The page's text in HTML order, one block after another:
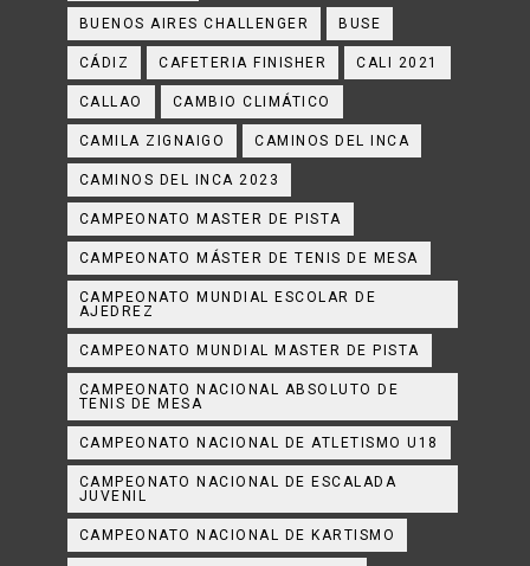
BUENOS AIRES CHALLENGER BUSE
CÁDIZ CAFETERIA FINISHER CALI 2021
CALLAO CAMBIO CLIMÁTICO
CAMILA ZIGNAIGO CAMINOS DEL INCA
CAMINOS DEL INCA 2023
CAMPEONATO MASTER DE PISTA
CAMPEONATO MÁSTER DE TENIS DE MESA
CAMPEONATO MUNDIAL ESCOLAR DE
AJEDREZ
CAMPEONATO MUNDIAL MASTER DE PISTA
CAMPEONATO NACIONAL ABSOLUTO DE
TENIS DE MESA
CAMPEONATO NACIONAL DE ATLETISMO U18
CAMPEONATO NACIONAL DE ESCALADA
JUVENIL
CAMPEONATO NACIONAL DE KARTISMO